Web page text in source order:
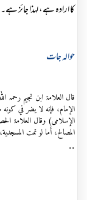
کا ارادہ ہے، لہذا جائز ہے۔
حوالہ جات
قال العلامۃ ابن نجیم رحمہ
الإسلامی) وقال العلامۃ
المصالح، أما لو تمت المسجدية، ثم أراد
..